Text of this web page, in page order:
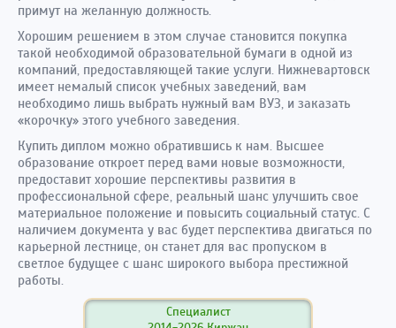
примут на желанную должность.
Хорошим решением в этом случае становится покупка
такой необходимой образовательной бумаги в одной из
компаний, предоставляющей такие услуги. Нижневартовск
имеет немалый список учебных заведений, вам
необходимо лишь выбрать нужный вам ВУЗ, и заказать
«корочку» этого учебного заведения.
Купить диплом можно обратившись к нам. Высшее
образование откроет перед вами новые возможности,
предоставит хорошие перспективы развития в
профессиональной сфере, реальный шанс улучшить свое
материальное положение и повысить социальный статус. С
наличием документа у вас будет перспектива двигаться по
карьерной лестнице, он станет для вас пропуском в
светлое будущее с шанс широкого выбора престижной
работы.
Специалист